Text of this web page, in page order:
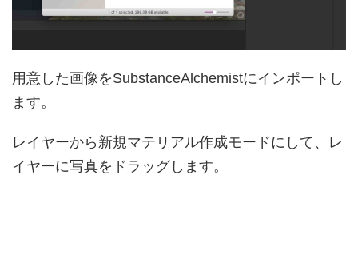
用意した画像をSubstanceAlchemistにインポートし
ます。
レイヤーから新規マテリアル作成モードにして、レ
イヤーに写真をドラッグします。